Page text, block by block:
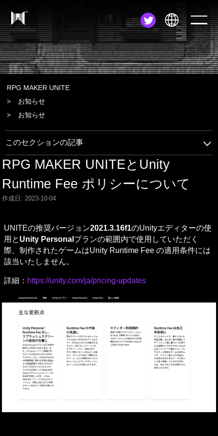
JA
EN
RPG MAKER UNITE
お知らせ
お知らせ
このセクションの記事
RPG MAKER UNITEとUnity
Runtime Fee ポリシーについて
作成日: 2023-10-04
UNITEの推奨バージョン2021.3.16f1のUnityエディターの使
用と Unity Personal プランの範囲内で使用していただく
際、制作されたゲームはUnity Runtime Fee の適用条件には
該当いたしません。
詳細： https://unity.com/ja/pricing-updates